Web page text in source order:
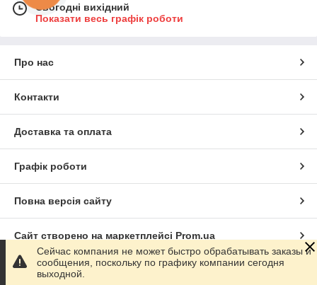
Сьогодні вихідний
Показати весь графік роботи
Про нас
Контакти
Доставка та оплата
Графік роботи
Повна версія сайту
Сайт створено на маркетплейсі Prom.ua
Політика конфіденційності
Сейчас компания не может быстро обрабатывать заказы и
сообщения, поскольку по графику компании сегодня
выходной.